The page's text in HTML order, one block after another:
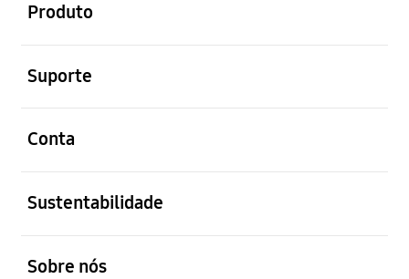
Produto
Suporte
Conta
Sustentabilidade
Sobre nós